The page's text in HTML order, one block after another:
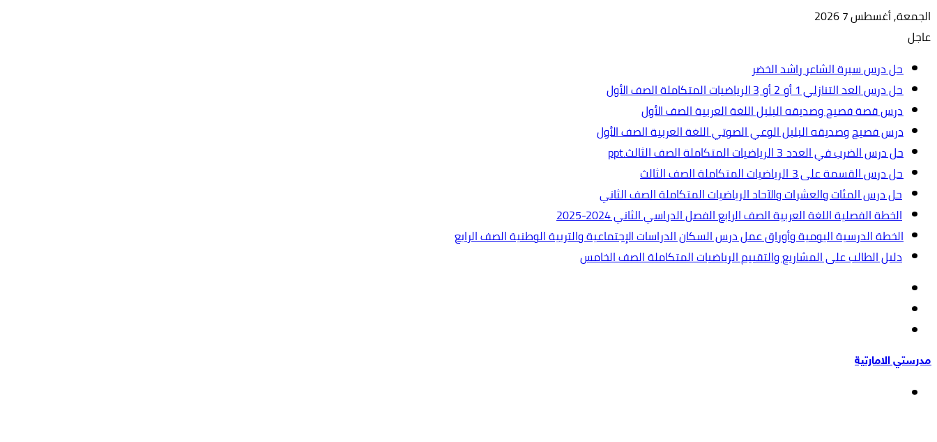
الجمعة, أغسطس 7 2026
عاجل
حل درس سيرة الشاعر راشد الخضر
حل درس العد التنازلي 1 أو 2 أو 3 الرياضيات المتكاملة الصف الأول
درس قصة فصيح وصديقه البلبل اللغة العربية الصف الأول
درس فصيح وصديقه البلبل الوعي الصوتي اللغة العربية الصف الأول
حل درس الضرب في العدد 3 الرياضيات المتكاملة الصف الثالث.ppt
حل درس القسمة على 3 الرياضيات المتكاملة الصف الثالث
حل درس المئات والعشرات والآحاد الرياضيات المتكاملة الصف الثاني
الخطة الفصلية اللغة العربية الصف الرابع الفصل الدراسي الثاني 2024-2025
الخطة الدرسية اليومية وأوراق عمل درس السكان الدراسات الإجتماعية والتربية الوطنية الصف الرابع
دليل الطالب على المشاريع والتقييم الرياضيات المتكاملة الصف الخامس
عمود
جانبي
مدرستي الامارتية